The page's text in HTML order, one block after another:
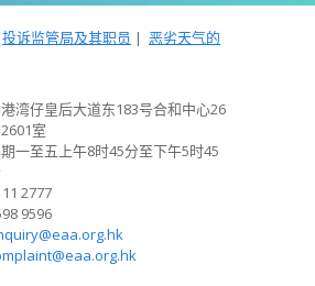
投诉监管局及其职员 | 恶劣天气的
湾仔皇后大道东183号合和中心26
室
一至五上午8时45分至下午5时45
2777
9596